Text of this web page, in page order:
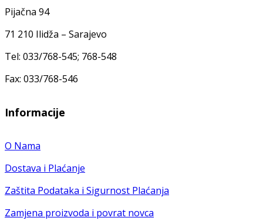
Pijačna 94
71 210 Ilidža – Sarajevo
Tel: 033/768-545; 768-548
Fax: 033/768-546
Informacije
O Nama
Dostava i Plaćanje
Zaštita Podataka i Sigurnost Plaćanja
Zamjena proizvoda i povrat novca